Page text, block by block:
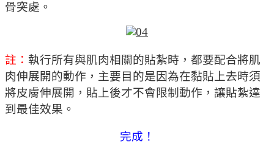
骨突處。
註： 執行所有與肌肉相關的貼紮時，都要配合將肌
肉伸展開的動作，主要目的是因為在黏貼上去時須
將皮膚伸展開，貼上後才不會限制動作，讓貼紮達
到最佳效果。
完成！